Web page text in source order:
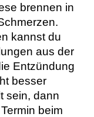
brennen in
kannst du
aus der
Entzündung
besser
sein, dann
beim